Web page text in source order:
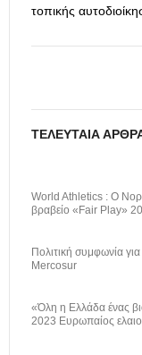
τοπικής
ΤΕΛΕΥΤΑΊΑ
World Athletics : Ο
βραβείο «Fair Play»
Πολιτική συμφωνία
Mercosur
«Όλη η Ελλάδα ένας
2023 Ευρωπαίος